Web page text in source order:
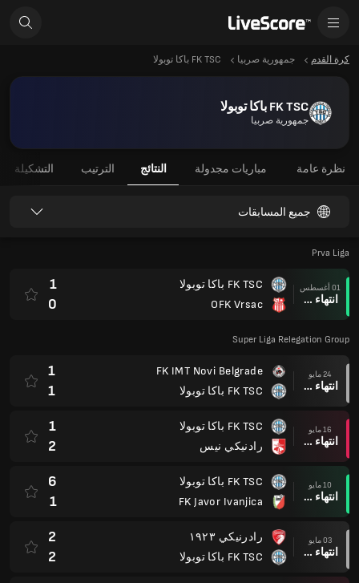
كرة القدم جمهورية صربيا FK TSC باكا توبولا
FK TSC باكا توبولا
جمهورية صربيا
نظرة عامة مباريات مجدولة النتائج الترتيب التشكيلة
جميع المسابقات
Prva Liga
01 أغسطس
انتهاء وقت المباراة
FK TSC باكا توبولا
OFK Vrsac
1
0
Super Liga Relegation Group
24 مايو
انتهاء وقت المباراة
FK IMT Novi Belgrade
FK TSC باكا توبولا
1
1
16 مايو
انتهاء وقت المباراة
FK TSC باكا توبولا
رادنيكي نيس
1
2
10 مايو
انتهاء وقت المباراة
FK TSC باكا توبولا
FK Javor Ivanjica
6
1
03 مايو
انتهاء وقت المباراة
رادرنيكي ١٩٢٣
FK TSC باكا توبولا
2
2